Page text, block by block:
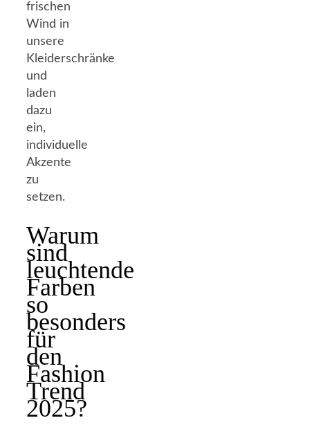
frischen
Wind in
unsere
Kleiderschränke
und
laden
dazu
ein,
individuelle
Akzente
zu
setzen.
Warum
sind
leuchtende
Farben
so
besonders
für
den
Fashion
Trend
2025?